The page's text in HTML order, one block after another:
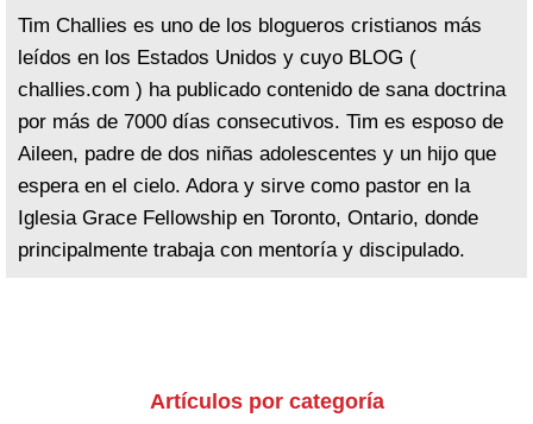
Tim Challies es uno de los blogueros cristianos más
leídos en los Estados Unidos y cuyo BLOG (
challies.com ) ha publicado contenido de sana doctrina
por más de 7000 días consecutivos. Tim es esposo de
Aileen, padre de dos niñas adolescentes y un hijo que
espera en el cielo. Adora y sirve como pastor en la
Iglesia Grace Fellowship en Toronto, Ontario, donde
principalmente trabaja con mentoría y discipulado.
Artículos por categoría